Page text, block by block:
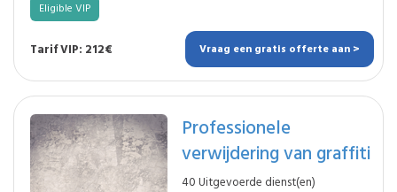
Eligible VIP
Tarif VIP: 212€ Vraag een gratis offerte aan >
Professionele
verwijdering van graffiti
40 Uitgevoerde dienst(en)